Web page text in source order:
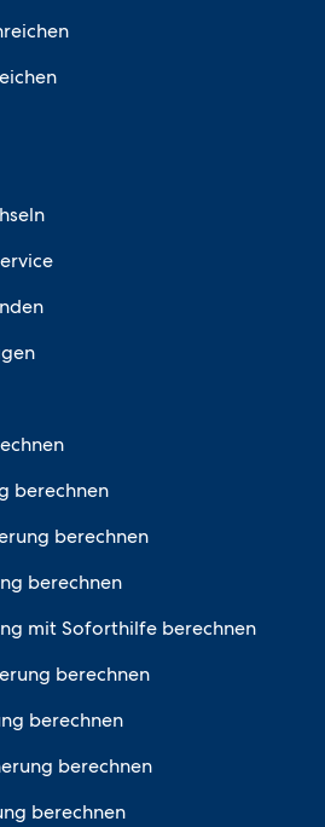
berechnen
berechnen
berechnen
mit Soforthilfe berechnen
berechnen
berechnen
berechnen
berechnen